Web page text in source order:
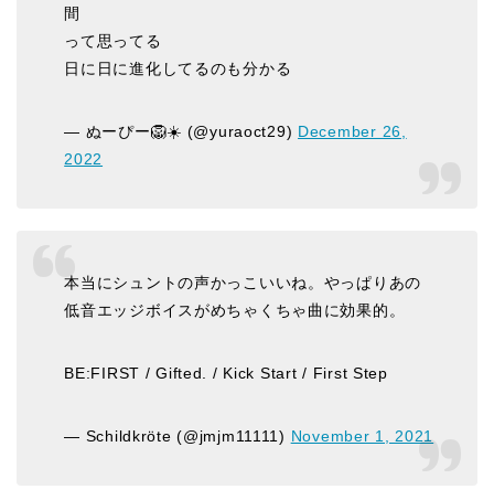
間
って思ってる
日に日に進化してるのも分かる
— ぬーぴー🦁☀️ (@yuraoct29) December 26,
2022
本当にシュントの声かっこいいね。やっぱりあの
低音エッジボイスがめちゃくちゃ曲に効果的。
BE:FIRST / Gifted. / Kick Start / First Step
— Schildkröte (@jmjm11111) November 1, 2021